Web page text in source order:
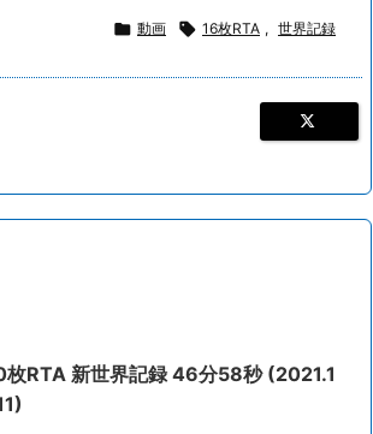
 動画  16枚RTA , 世界記録
枚RTA 新世界記録 46分58秒 (2021.1